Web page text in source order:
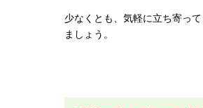
少なくとも、気軽に立ち寄っ
ましょう。